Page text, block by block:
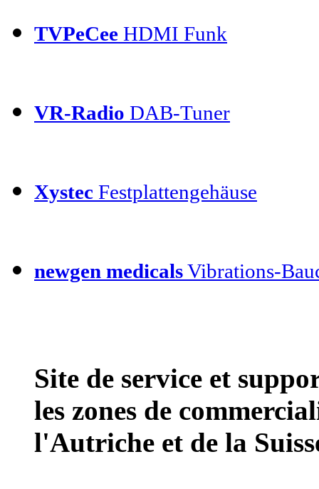
TVPeCee HDMI Funk
VR-Radio DAB-Tuner
Xystec Festplattengehäuse
newgen medicalsVibrations-
Site de service et
les zones de
l'Autriche et de la